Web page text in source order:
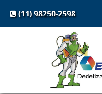
(11) 98250-2598